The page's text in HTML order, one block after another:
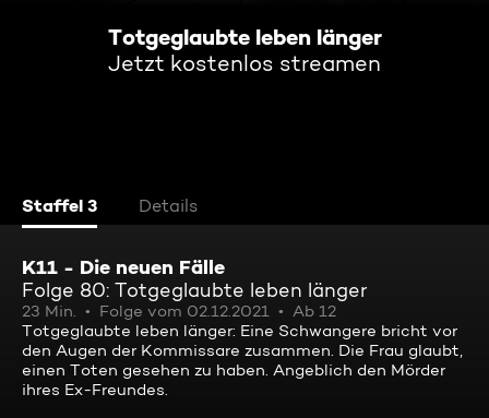
Totgeglaubte leben länger
Jetzt kostenlos streamen
Staffel 3 Details
K11 - Die neuen Fälle
Folge 80: Totgeglaubte leben länger
23 Min. Folge vom 02.12.2021
Ab 12
Totgeglaubte leben länger: Eine Schwangere bricht vor
den Augen der Kommissare zusammen. Die Frau glaubt,
einen Toten gesehen zu haben. Angeblich den Mörder
ihres Ex-Freundes.